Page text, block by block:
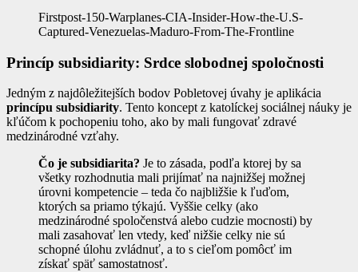
Firstpost-150-Warplanes-CIA-Insider-How-the-U.S-
Captured-Venezuelas-Maduro-From-The-Frontline
Princíp subsidiarity: Srdce slobodnej spoločnosti
Jedným z najdôležitejších bodov Pobletovej úvahy je aplikácia
princípu subsidiarity. Tento koncept z katolíckej sociálnej náuky je
kľúčom k pochopeniu toho, ako by mali fungovať zdravé
medzinárodné vzťahy.
Čo je subsidiarita? Je to zásada, podľa ktorej by sa
všetky rozhodnutia mali prijímať na najnižšej možnej
úrovni kompetencie – teda čo najbližšie k ľuďom,
ktorých sa priamo týkajú. Vyššie celky (ako
medzinárodné spoločenstvá alebo cudzie mocnosti) by
mali zasahovať len vtedy, keď nižšie celky nie sú
schopné úlohu zvládnuť, a to s cieľom pomôcť im
získať späť samostatnosť.